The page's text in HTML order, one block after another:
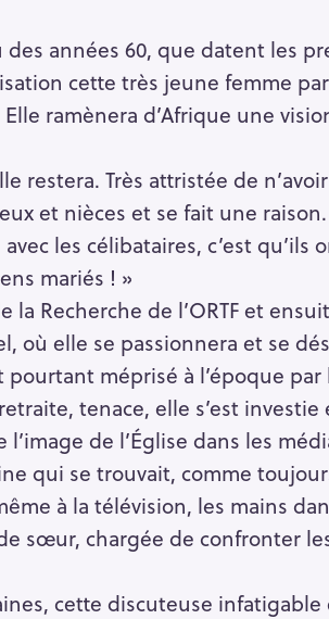
années 60, que datent les
cette très jeune femme
ramènera d’Afrique une
restera. Très attristée de
et nièces et se fait une
les célibataires, c’est
mariés ! »
la Recherche de l’ORTF et
où elle se passionnera et se
méprisé à l’époque
tenace, elle s’est investie
de l’Église dans les
qui se trouvait, comme
à la télévision, les mains
sœur, chargée de confronter
cette discuteuse